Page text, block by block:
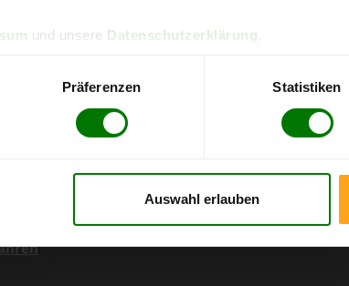
und unsere Datenschutzerklärung
Präferenzen Statistiken
Auswahl erlauben
direkt online bestellen
aktuellen Stand